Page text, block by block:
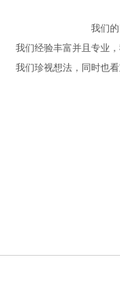
我们
我们经验丰富并且专业
我们珍视想法，同时也